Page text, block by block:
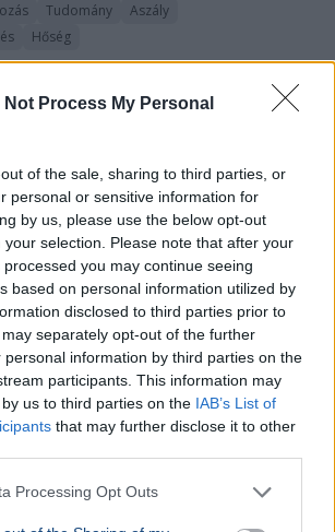
Not Process My Personal
of the sale, sharing to third parties, or
personal or sensitive information for
by us, please use the below opt-out
selection. Please note that after your
you may continue seeing
based on personal information utilized by
disclosed to third parties prior to
separately opt-out of the further
personal information by third parties on the
participants. This information may
us to third parties on the IAB’s List of
that may further disclose it to other
Processing Opt Outs
Tudomány
Aszály
Hőség
visszafordíthatatlan éghajlati
elő egyes ökoszisztémákban.
6.
pozíciójából a legfőbb